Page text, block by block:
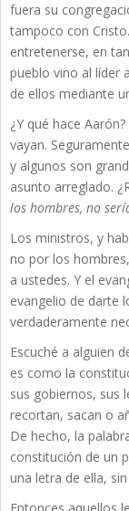
fuera su
tampoco con
entretenerse, en
pueblo vino al líder
de ellos mediante
¿Y qué hace
vayan.
y algunos son
asunto arreglado.
los hombres, no
Los ministros, y
no por los
a ustedes. Y el
evangelio de darte
verdaderamente
Escuché a alguien
es como la
sus gobiernos, sus
recortan, sacan o
De hecho, la
constitución de un
una letra de ella,